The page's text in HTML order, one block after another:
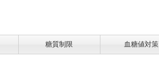
糖質制限 血糖値対策